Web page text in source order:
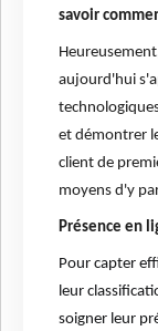
savoir
aujourd'hui
et démontrer
client de
moyens d'y
Présence en
Pour capter
leur
soigner leur